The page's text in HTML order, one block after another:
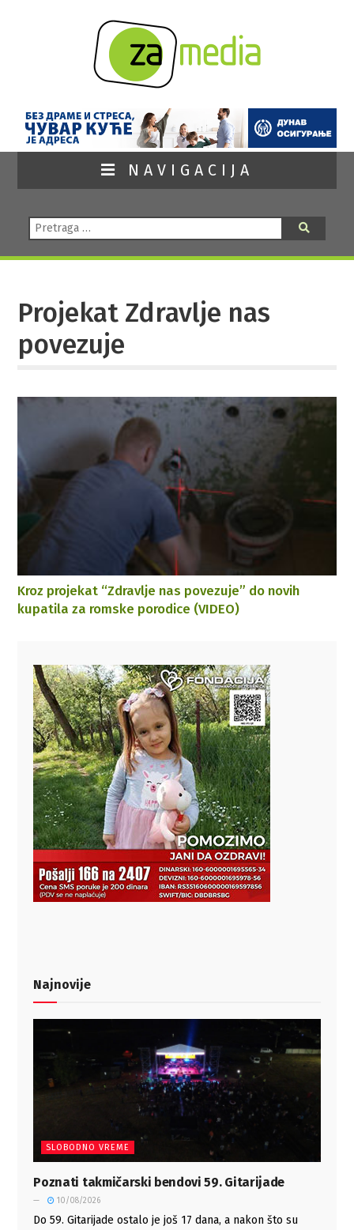
NAVIGACIJA
Pretraga:
Projekat Zdravlje nas
povezuje
Kroz projekat “Zdravlje nas povezuje” do novih
kupatila za romske porodice (VIDEO)
Najnovije
SLOBODNO VREME
Poznati takmičarski bendovi 59. Gitarijade
10/08/2026
Do 59. Gitarijade ostalo je još 17 dana, a nakon što su